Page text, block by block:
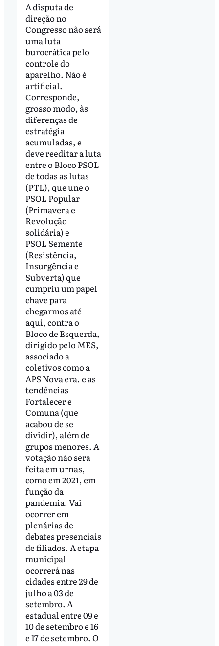
A disputa de
direção no
Congresso não será
uma luta
burocrática pelo
controle do
aparelho. Não é
artificial.
Corresponde,
grosso modo, às
diferenças de
estratégia
acumuladas, e
deve reeditar a luta
entre o Bloco PSOL
de todas as lutas
(PTL), que une o
PSOL Popular
(Primavera e
Revolução
solidária) e
PSOL Semente
(Resistência,
Insurgência e
Subverta) que
cumpriu um papel
chave para
chegarmos até
aqui, contra o
Bloco de Esquerda,
dirigido pelo MES,
associado a
coletivos como a
APS Nova era, e as
tendências
Fortalecer e
Comuna (que
acabou de se
dividir), além de
grupos menores. A
votação não será
feita em urnas,
como em 2021, em
função da
pandemia. Vai
ocorrer em
plenárias de
debates presenciais
de filiados. A etapa
municipal
ocorrerá nas
cidades entre 29 de
julho a 03 de
setembro. A
estadual entre 09 e
10 de setembro e 16
e 17 de setembro. O